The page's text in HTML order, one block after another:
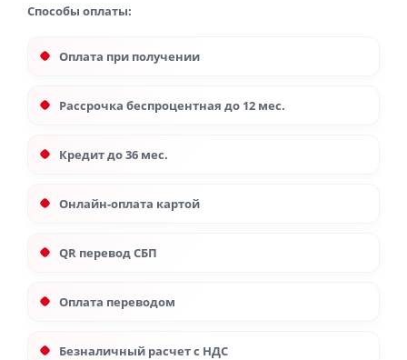
Способы оплаты:
Оплата при получении
Рассрочка беспроцентная до 12 мес.
Кредит до 36 мес.
Онлайн-оплата картой
QR перевод СБП
Оплата переводом
Безналичный расчет с НДС